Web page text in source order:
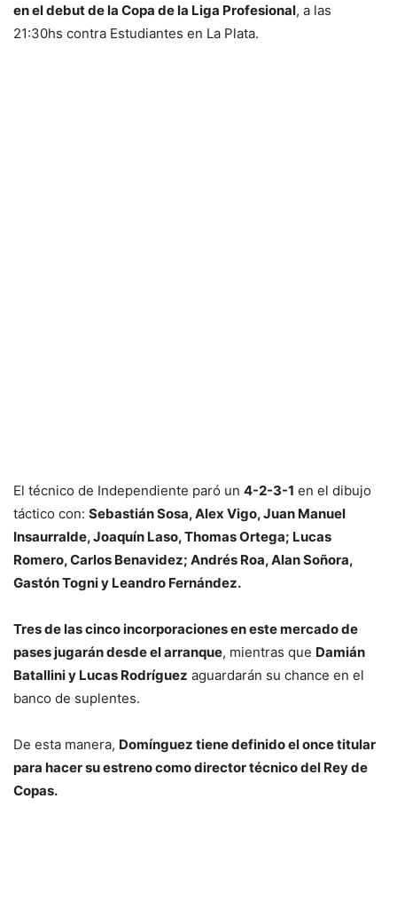
en el debut de la Copa de la Liga Profesional, a las
21:30hs contra Estudiantes en La Plata.
El técnico de Independiente paró un 4-2-3-1 en el dibujo
táctico con: Sebastián Sosa, Alex Vigo, Juan Manuel
Insaurralde, Joaquín Laso, Thomas Ortega; Lucas
Romero, Carlos Benavidez; Andrés Roa, Alan Soñora,
Gastón Togni y Leandro Fernández.
Tres de las cinco incorporaciones en este mercado de
pases jugarán desde el arranque, mientras que Damián
Batallini y Lucas Rodríguez aguardarán su chance en el
banco de suplentes.
De esta manera, Domínguez tiene definido el once titular
para hacer su estreno como director técnico del Rey de
Copas.